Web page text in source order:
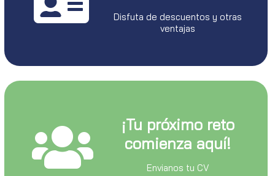
Disfuta de descuentos y otras
ventajas
¡Tu próximo reto
comienza aquí!
Envianos tu CV